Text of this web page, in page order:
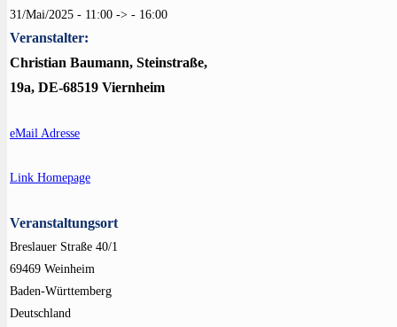
31/Mai/2025 - 11:00 -> - 16:00
Veranstalter:
Christian Baumann, Steinstraße,
19a, DE-68519 Viernheim
eMail Adresse
Link Homepage
Veranstaltungsort
Breslauer Straße 40/1
69469 Weinheim
Baden-Württemberg
Deutschland